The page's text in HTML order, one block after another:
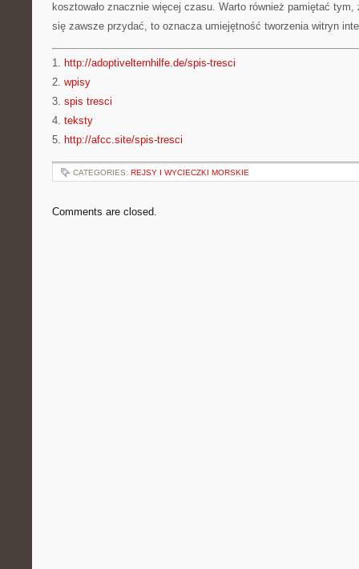
kosztowało znacznie więcej czasu. Warto również pamiętać
się zawsze przydać, to oznacza umiejętność tworzenia witryn
1. http://adoptivelternhilfe.de/spis-tresci
2. wpisy
3. spis tresci
4. teksty
5. http://afcc.site/spis-tresci
CATEGORIES: REJSY I WYCIECZKI MORSKIE
Comments are closed.